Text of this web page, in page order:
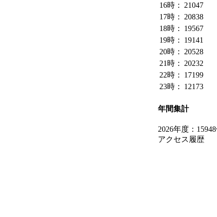
16時：
21047
17時：
20838
18時：
19567
19時：
19141
20時：
20528
21時：
20232
22時：
17199
23時：
12173
年間集計
2026年度：
アクセス履歴